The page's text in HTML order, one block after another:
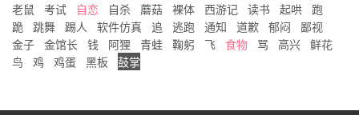
老鼠
考试 自恋 自杀 蘑菇 裸体 西游记 读书 起哄
跑
跪
跳舞 踢人 软件仿真 追 逃跑 通知 道歉 郁闷
鄙视
金子 金馆长 钱 阿狸 青蛙 鞠躬 飞 食物 骂 高兴 鲜花
鸟
鸡 鸡蛋 黑板 鼓掌